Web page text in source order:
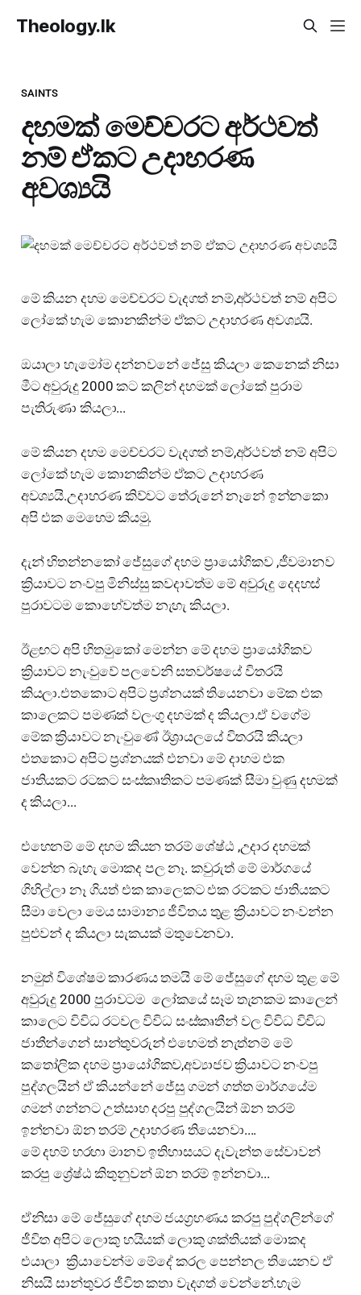
Theology.lk
SAINTS
දහමක් මෙච්චරට අර්ථවත්
නම් ඒකට උදාහරණ
අවශ්‍යයි
මේ කියන දහම මෙච්චරට වැදගත් නම්,අර්ථවත් නම් අපිට
ලෝකේ හැම කොනකින්ම ඒකට උදාහරණ අවශ්‍යයි.
ඔයාලා හැමෝම දන්නවනේ ජේසු කියලා කෙනෙක් නිසා
මීට අවුරුදු 2000 කට කලින් දහමක් ලෝකේ පුරාම
පැතිරුණා කියලා...
මේ කියන දහම මෙච්චරට වැදගත් නම්,අර්ථවත් නම් අපිට
ලෝකේ හැම කොනකින්ම ඒකට උදාහරණ
අවශ්‍යයි.උදාහරණ කිව්වට තේරුනේ නෑනේ ඉන්නකො
අපි එක මෙහෙම කියමු.
දැන් හිතන්නකෝ ජේසුගේ දහම ප්‍රායෝගිකව ,ජීවමානව
ක්‍රියාවට නංවපු මිනිස්සු කවදාවත්ම මේ අවුරුදු දෙදහස්
පුරාවටම කොහේවත්ම නැහැ කියලා.
ඊළඟට අපි හිතමුකෝ මෙන්න මේ දහම ප්‍රායෝගිකව
ක්‍රියාවට නැංවුවේ පලවෙනි සතවර්ෂයේ විතරයි
කියලා.එතකොට අපිට ප්‍රශ්නයක් තියෙනවා මේක එක
කාලෙකට පමණක් වලංගු දහමක් ද කියලා.ඒ වගේම
මේක ක්‍රියාවට නැංවුණේ ඊශ්‍රායලයේ විතරයි කියලා
එතකොට අපිට ප්‍රශ්නයක් එනවා මේ දාහම එක
ජාතියකට රටකට සංස්කෘතිකට පමණක් සීමා වුණු දහමක්
ද කියලා...
එහෙනම් මේ දහම කියන තරම් ශේෂ්ඨ ,උදාර දහමක්
වෙන්න බැහැ මොකද පල නෑ. කවුරුත් මේ මාර්ගයේ
ගිහිල්ලා නෑ ගියත් එක කාලෙකට එක රටකට ජාතියකට
සීමා වෙලා මෙය සාමාන්‍ය ජීවිතය තුළ ක්‍රියාවට නංවන්න
පුළුවන් ද කියලා සැකයක් මතුවෙනවා.
නමුත් විශේෂම කාරණය තමයි මේ ජේසුගේ දහම තුළ මේ
අවුරුදු 2000 පුරාවටම ලෝකයේ සෑම තැනකම කාලෙන්
කාලෙට විවිධ රටවල විවිධ සංස්කෘතීන් වල විවිධ විවිධ
ජාතීන්ගෙන් සාන්තුවරුන් එහෙමත් නැත්නම් මේ
කතෝලික දහම ප්‍රායෝගිකව,අව්‍යාජව ක්‍රියාවට නංවපු
පුද්ගලයින් ඒ කියන්නේ ජේසු ගමන් ගත්ත මාර්ගයේම
ගමන් ගන්නට උත්සාහ දරපු පුද්ගලයින් ඕන තරම්
ඉන්නවා ඕන තරම් උදාහරණ තියෙනවා....
මේ දහම් හරහා මානව ඉතිහාසයට දැවැන්ත සේවාවන්
කරපු ශ්‍රේෂ්ඨ කිතුනුවන් ඕන තරම් ඉන්නවා...
ඒනිසා මේ ජේසුගේ දහම ජයග්‍රහණය කරපු පුද්ගලින්ගේ
ජීවිත අපිට ලොකු හයියක් ලොකු ශක්තියක් මොකද
එයාලා ක්‍රියාවෙන්ම මේදේ කරල පෙන්නල තියෙනව ඒ
නිසයි සාන්තුවර ජීවිත කතා වැදගත් වෙන්නේ.හැම